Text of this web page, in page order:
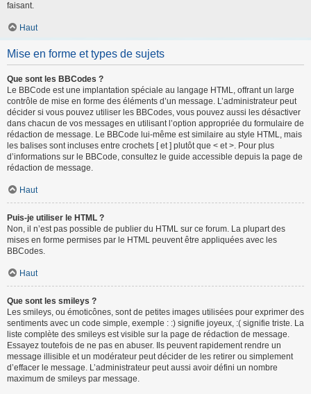
faisant.
Haut
Mise en forme et types de sujets
Que sont les BBCodes ?
Le BBCode est une implantation spéciale au langage HTML, offrant un large
contrôle de mise en forme des éléments d’un message. L’administrateur peut
décider si vous pouvez utiliser les BBCodes, vous pouvez aussi les désactiver
dans chacun de vos messages en utilisant l’option appropriée du formulaire de
rédaction de message. Le BBCode lui-même est similaire au style HTML, mais
les balises sont incluses entre crochets [ et ] plutôt que < et >. Pour plus
d’informations sur le BBCode, consultez le guide accessible depuis la page de
rédaction de message.
Haut
Puis-je utiliser le HTML ?
Non, il n’est pas possible de publier du HTML sur ce forum. La plupart des
mises en forme permises par le HTML peuvent être appliquées avec les
BBCodes.
Haut
Que sont les smileys ?
Les smileys, ou émoticônes, sont de petites images utilisées pour exprimer des
sentiments avec un code simple, exemple : :) signifie joyeux, :( signifie triste. La
liste complète des smileys est visible sur la page de rédaction de message.
Essayez toutefois de ne pas en abuser. Ils peuvent rapidement rendre un
message illisible et un modérateur peut décider de les retirer ou simplement
d’effacer le message. L’administrateur peut aussi avoir défini un nombre
maximum de smileys par message.